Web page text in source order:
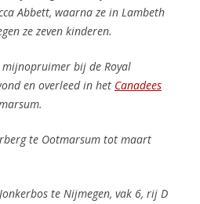
Abbett, waarna ze in Lambeth
ze zeven kinderen.
bij de Royal
en overleed in het Canadees
te Ootmarsum tot maart
te Nijmegen, vak 6, rij D